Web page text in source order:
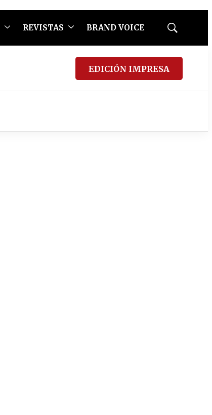
REVISTAS BRAND VOICE
Mostrar
EDICIÓN IMPRESA